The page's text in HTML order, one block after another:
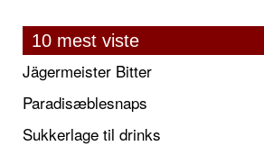
10 mest viste
Jägermeister Bitter
Paradisæblesnaps
Sukkerlage til drinks